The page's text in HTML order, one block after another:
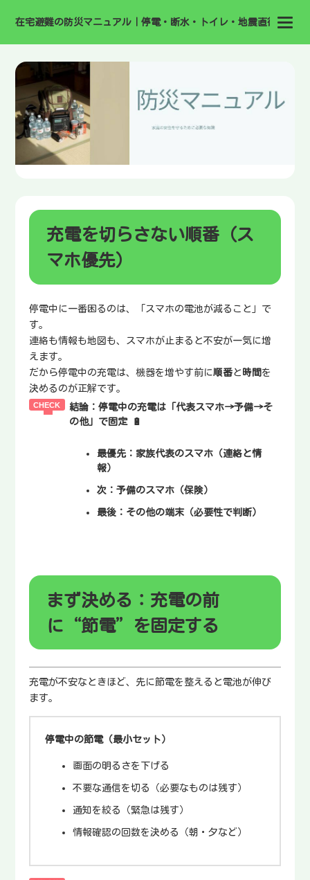
在宅避難の防災マニュアル｜停電・断水・トイレ・地震直後の備え
充電を切らさない順番（ス
マホ優先）
停電中に一番困るのは、「スマホの電池が減ること」で
す。
連絡も情報も地図も、スマホが止まると不安が一気に増
えます。
だから停電中の充電は、機器を増やす前に順番と 時間 を
決めるのが正解です。
結論：停電中の充電は「代表スマホ→予備→そ
の他」で固定🔋
最優先： 家族代表のスマホ（連絡と情
報）
次：予備のスマホ（保険）
最後： その他の端末（必要性で判断）
まず決める：充電の前
に“節電”を固定する
充電が不安なときほど、先に節電を整えると電池が伸び
ます。
停電中の節電（最小セット）
画面の明るさを下げる
不要な通信を切る（必要なものは残す）
通知を絞る（緊急は残す）
情報確認の回数を決める（朝・夕など）